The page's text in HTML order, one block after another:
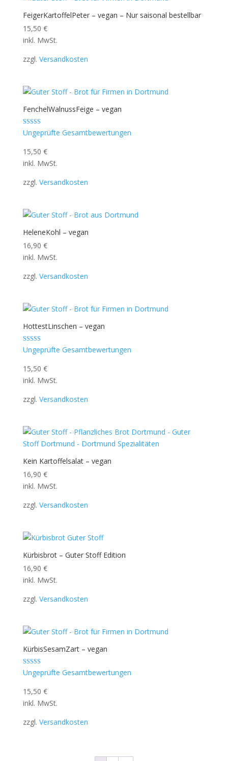
FeigerKartoffelPeter – vegan – Nur saisonal bestellbar
15,50 €
inkl. MwSt.
zzgl. Versandkosten
FenchelWalnussFeige – vegan
Bewertet mit
5.00
Ungeprüfte Gesamtbewertungen
15,50 €
inkl. MwSt.
zzgl. Versandkosten
HeleneKohl – vegan
16,90 €
inkl. MwSt.
zzgl. Versandkosten
HottestLinschen – vegan
Bewertet mit
5.00
Ungeprüfte Gesamtbewertungen
15,50 €
inkl. MwSt.
zzgl. Versandkosten
Kein Kartoffelsalat – vegan
16,90 €
inkl. MwSt.
zzgl. Versandkosten
Kürbisbrot – Guter Stoff Edition
16,90 €
inkl. MwSt.
zzgl. Versandkosten
KürbisSesamZart – vegan
Bewertet mit
5.00
Ungeprüfte Gesamtbewertungen
15,50 €
inkl. MwSt.
zzgl. Versandkosten